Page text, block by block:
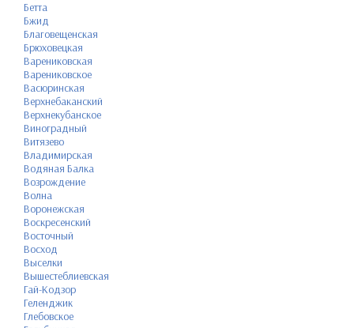
Бетта
Бжид
Благовещенская
Брюховецкая
Варениковская
Варениковское
Васюринская
Верхнебаканский
Верхнекубанское
Виноградный
Витязево
Владимирская
Водяная Балка
Возрождение
Волна
Воронежская
Воскресенский
Восточный
Восход
Выселки
Вышестеблиевская
Гай-Кодзор
Геленджик
Глебовское